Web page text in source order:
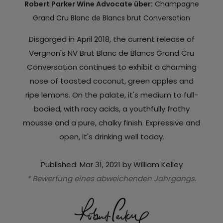
Robert Parker Wine Advocate über: Champagne
Grand Cru Blanc de Blancs brut Conversation
Disgorged in April 2018, the current release of
Vergnon's NV Brut Blanc de Blancs Grand Cru
Conversation continues to exhibit a charming
nose of toasted coconut, green apples and
ripe lemons. On the palate, it's medium to full-
bodied, with racy acids, a youthfully frothy
mousse and a pure, chalky finish. Expressive and
open, it's drinking well today.
Published: Mar 31, 2021 by William Kelley
* Bewertung eines abweichenden Jahrgangs.